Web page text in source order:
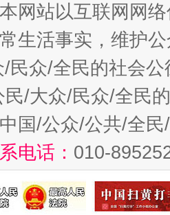
网站以互联网网
生活事实，维护
民众/全民的社会公
民/大众/民众/全民
中国/公众/公共/全
电话： 010-